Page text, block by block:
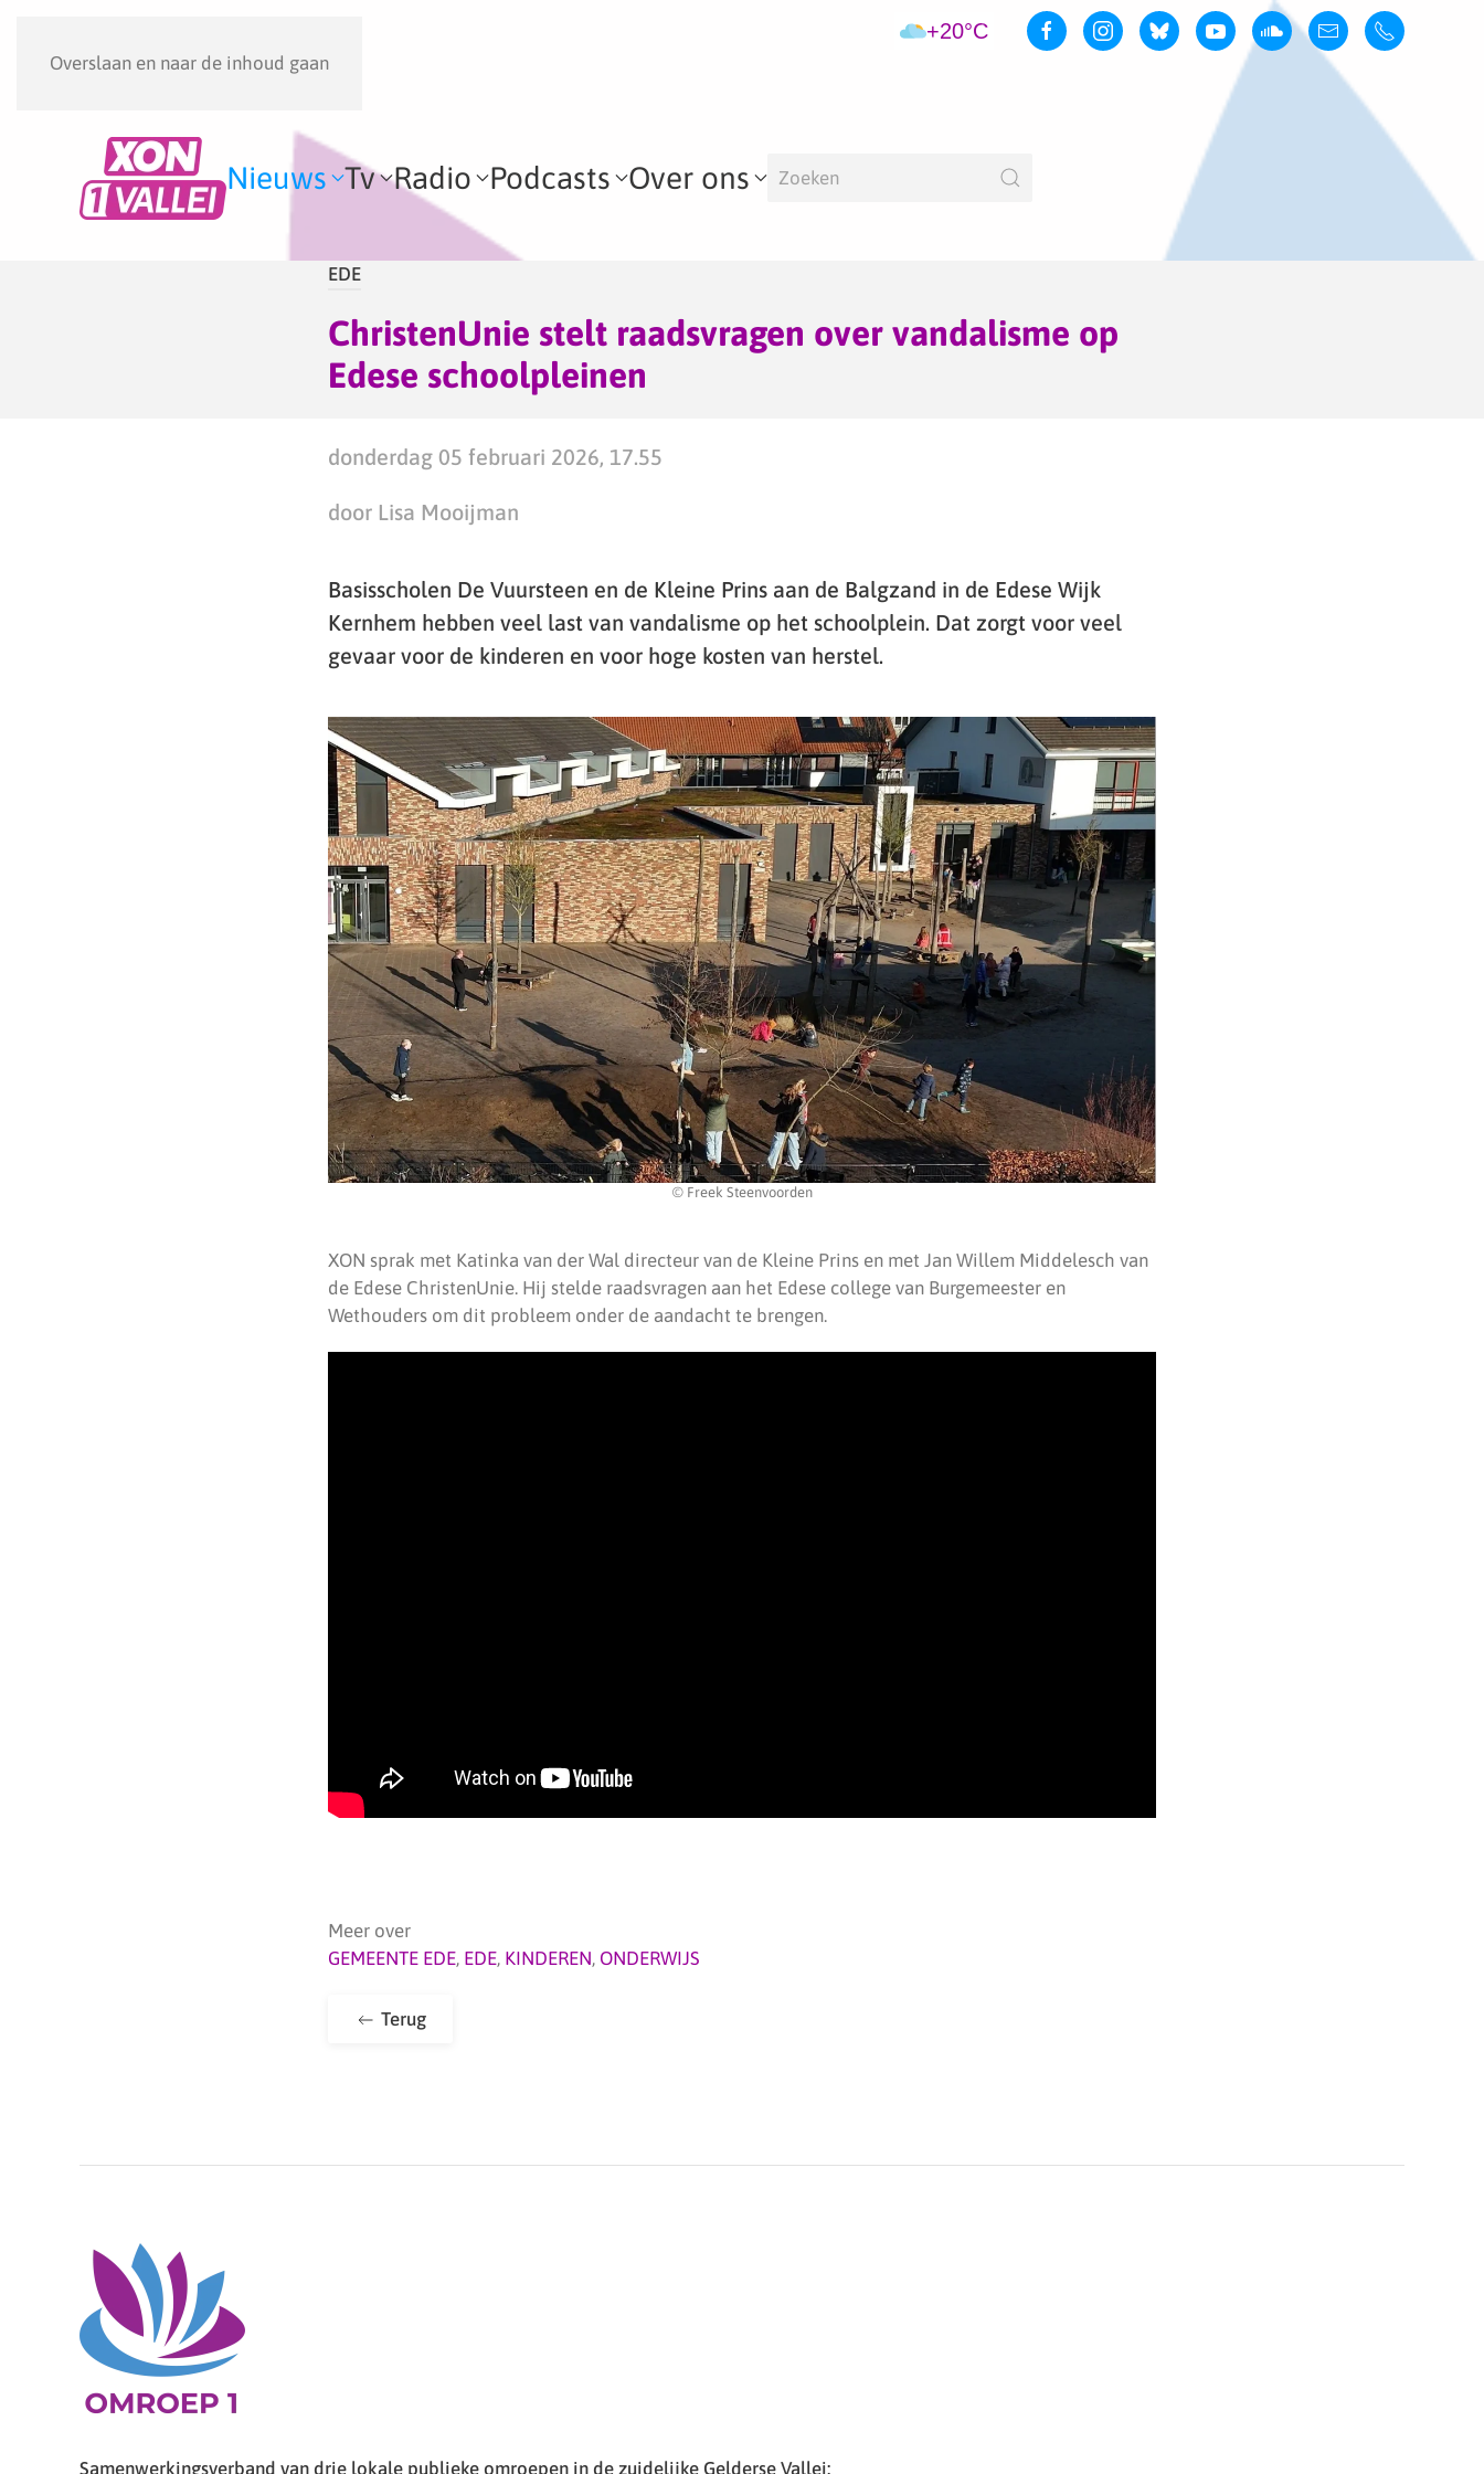
Overslaan en naar de inhoud gaan
+20°C
Nieuws Tv Radio Podcasts Over ons
EDE
ChristenUnie stelt raadsvragen over vandalisme op
Edese schoolpleinen
donderdag 05 februari 2026, 17.55
door Lisa Mooijman
Basisscholen De Vuursteen en de Kleine Prins aan de Balgzand in de Edese Wijk
Kernhem hebben veel last van vandalisme op het schoolplein. Dat zorgt voor veel
gevaar voor de kinderen en voor hoge kosten van herstel.
© Freek Steenvoorden
XON sprak met Katinka van der Wal directeur van de Kleine Prins en met Jan Willem Middelesch van
de Edese ChristenUnie. Hij stelde raadsvragen aan het Edese college van Burgemeester en
Wethouders om dit probleem onder de aandacht te brengen.
Meer over
GEMEENTE EDE, EDE, KINDEREN, ONDERWIJS
Terug
Samenwerkingsverband van drie lokale publieke omroepen in de zuidelijke Gelderse Vallei: